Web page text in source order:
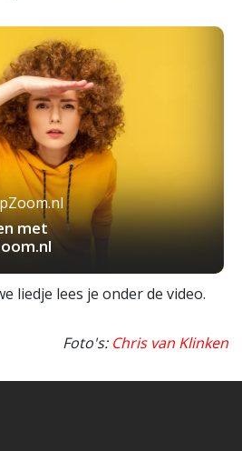
met
liedje lees je onder de video.
Foto's: Chris van Klinken